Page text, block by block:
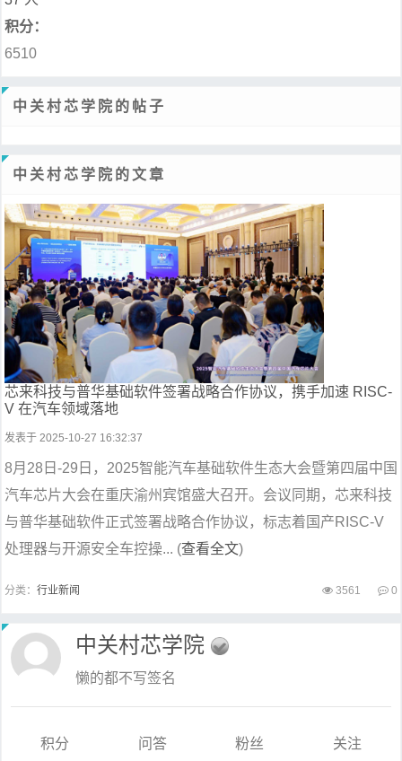
积分：
6510
中关村芯学院的帖子
中关村芯学院的文章
芯来科技与普华基础软件签署战略合作协议，携手加速 RISC-
V 在汽车领域落地
发表于 2025-10-27 16:32:37
8月28日-29日，2025智能汽车基础软件生态大会暨第四届中国
汽车芯片大会在重庆渝州宾馆盛大召开。会议同期，芯来科技
与普华基础软件正式签署战略合作协议，标志着国产RISC-V
处理器与开源安全车控操... (查看全文)
分类： 行业新闻 3561 0
中关村芯学院
懒的都不写签名
积分
问答
粉丝
关注